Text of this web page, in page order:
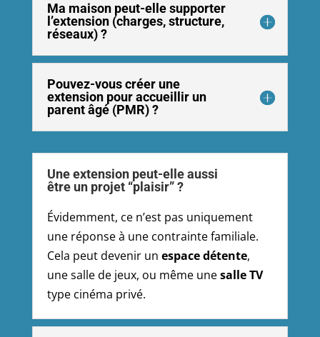
Ma maison peut-elle supporter
l’extension (charges, structure,
réseaux) ?
Pouvez-vous créer une
extension pour accueillir un
parent âgé (PMR) ?
Une extension peut-elle aussi
être un projet “plaisir” ?
Évidemment, ce n’est pas uniquement
une réponse à une contrainte familiale.
Cela peut devenir un espace détente,
une salle de jeux, ou même unesalle TV
type cinéma privé.